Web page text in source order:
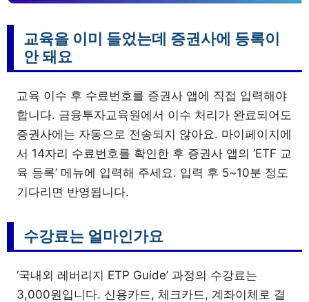
교육을 이미 들었는데 증권사에 등록이
안 돼요
교육 이수 후 수료번호를 증권사 앱에 직접 입력해야
합니다. 금융투자교육원에서 이수 처리가 완료되어도
증권사에는 자동으로 전송되지 않아요. 마이페이지에
서 14자리 수료번호를 확인한 후 증권사 앱의 ‘ETF 교
육 등록’ 메뉴에 입력해 주세요. 입력 후 5~10분 정도
기다리면 반영됩니다.
수강료는 얼마인가요
‘국내외 레버리지 ETP Guide’ 과정의 수강료는
3,000원입니다. 신용카드, 체크카드, 계좌이체로 결